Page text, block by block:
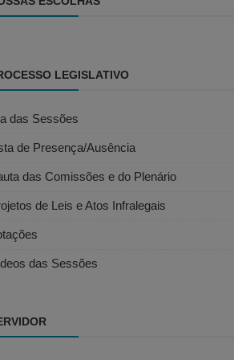
LEGISLATIVO
das Sessões
de Presença/Ausência
das Comissões e do Plenário
de Leis e Atos Infralegais
das Sessões